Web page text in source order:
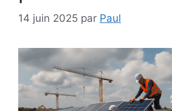
14 juin 2025 par Paul